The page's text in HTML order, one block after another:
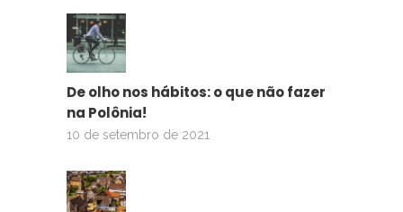
De olho nos hábitos: o que não fazer
na Polônia!
10 de setembro de 2021